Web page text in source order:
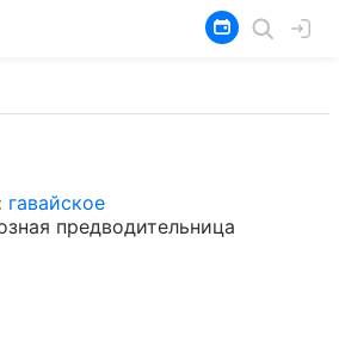
гавайское
предводительница